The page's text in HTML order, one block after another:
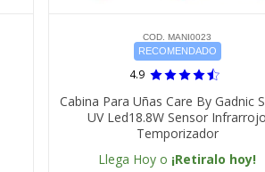
COD. MANI0023
RECOMENDADO
4.9
Cabina Para Uñas Care By Gadnic
UV Led18.8W Sensor Infrarrojo
Temporizador
Llega Hoy o ¡Retiralo hoy!